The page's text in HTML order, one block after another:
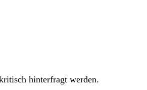
hinterfragt werden.